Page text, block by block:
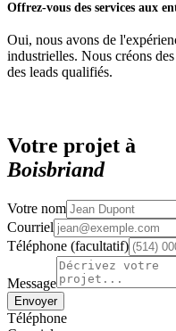
Offrez-vous des services aux
Oui, nous avons de
industrielles. Nous créons
des leads qualifiés.
Votre projet à
Boisbriand
Votre nom
Courriel
Téléphone (facultatif)
Message
Envoyer
Téléphone